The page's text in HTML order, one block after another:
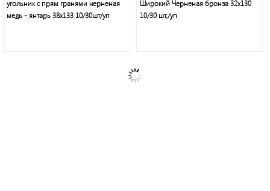
угольник с прям гранями черненая
медь - янтарь 38x133 10/30шт/уп
Широкий Черненая бронза 32х130
10/30 шт,/уп